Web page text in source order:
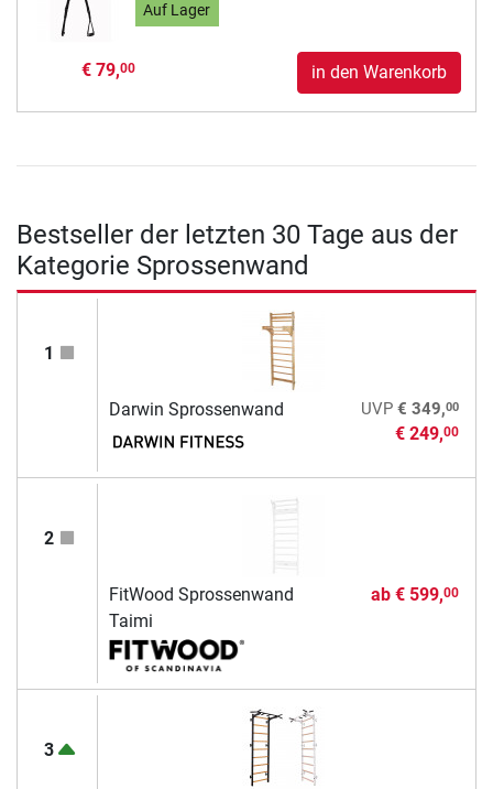
Auf Lager
€ 79,00 in den Warenkorb
Bestseller der letzten 30 Tage aus der
Kategorie Sprossenwand
1
Darwin Sprossenwand UVP € 349,00
€ 249,00
2
FitWood Sprossenwand
Taimi
ab € 599,00
3